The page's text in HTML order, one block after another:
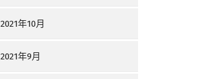
2021年10月
2021年9月